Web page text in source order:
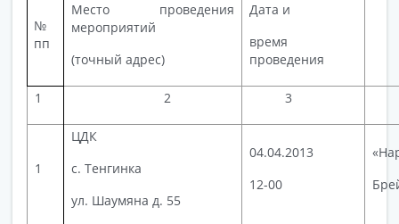
№
пп
Место проведения
мероприятий
(точный адрес)
Дата и
время
проведения
1 2 3
1
ЦДК
с. Тенгинка
ул. Шаумяна д. 55
04.04.2013
12-00